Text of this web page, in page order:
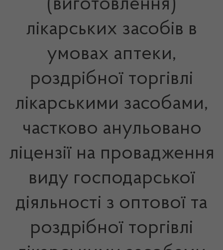
(виготовлення)
лікарських засобів в
умовах аптеки,
роздрібної торгівлі
лікарськими засобами,
частково анульовано
ліцензії на провадження
виду господарської
діяльності з оптової та
роздрібної торгівлі